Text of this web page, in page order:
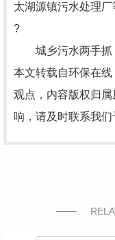
太湖源镇污水处理厂
?
城乡污水两手抓，
本文转载自环保在
观点，内容版权归
响，请及时联系我们